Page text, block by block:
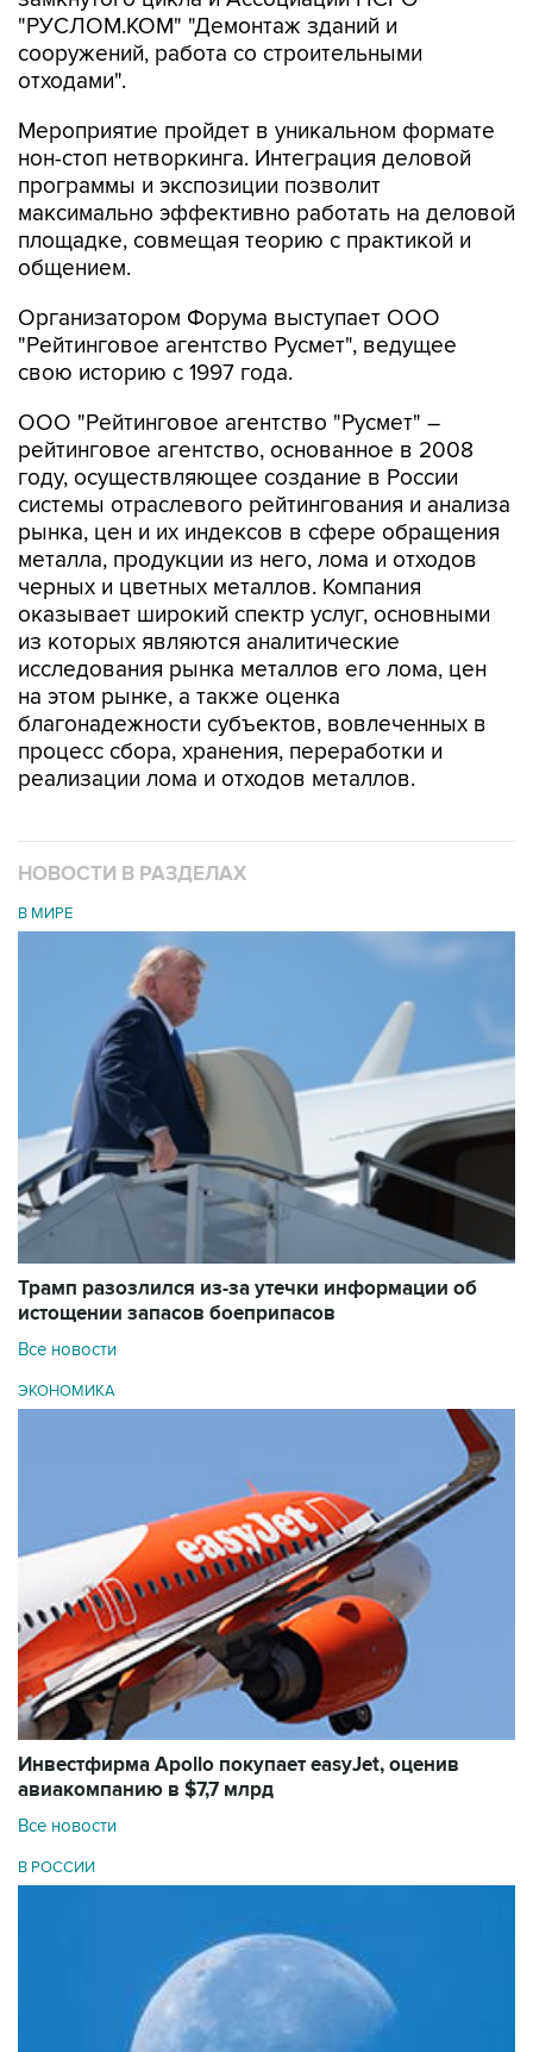
"РУСЛОМ.КОМ" "Демонтаж зданий и
сооружений, работа со строительными
отходами".
Мероприятие пройдет в уникальном формате
нон-стоп нетворкинга. Интеграция деловой
программы и экспозиции позволит
максимально эффективно работать на деловой
площадке, совмещая теорию с практикой и
общением.
Организатором Форума выступает ООО
"Рейтинговое агентство Русмет", ведущее
свою историю с 1997 года.
ООО "Рейтинговое агентство "Русмет" –
рейтинговое агентство, основанное в 2008
году, осуществляющее создание в России
системы отраслевого рейтингования и анализа
рынка, цен и их индексов в сфере обращения
металла, продукции из него, лома и отходов
черных и цветных металлов. Компания
оказывает широкий спектр услуг, основными
из которых являются аналитические
исследования рынка металлов его лома, цен
на этом рынке, а также оценка
благонадежности субъектов, вовлеченных в
процесс сбора, хранения, переработки и
реализации лома и отходов металлов.
НОВОСТИ В РАЗДЕЛАХ
В МИРЕ
Трамп разозлился из-за утечки информации об
истощении запасов боеприпасов
Все новости
ЭКОНОМИКА
Инвестфирма Apollo покупает easyJet, оценив
авиакомпанию в $7,7 млрд
Все новости
В РОССИИ